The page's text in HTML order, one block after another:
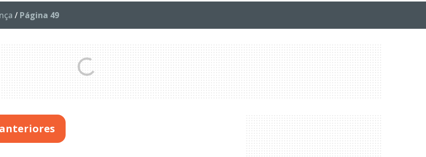
/ Página 49
anteriores